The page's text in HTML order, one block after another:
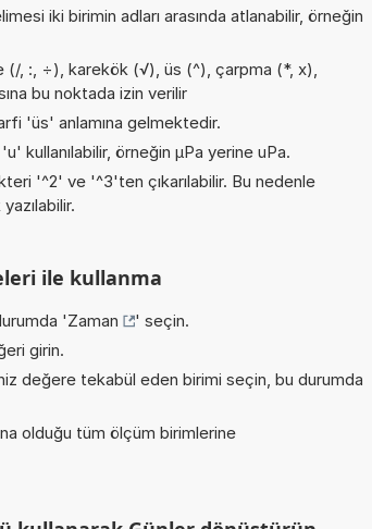
iki birimin adları arasında atlanabilir, örneğin
, :, ÷), karekök (√), üs (^), çarpma (*, x),
bu noktada izin verilir
'üs' anlamına gelmektedir.
kullanılabilir, örneğin µPa yerine uPa.
'^2' ve '^3'ten çıkarılabilir. Bu nedenle
ile kullanma
'Zaman
' seçin.
girin.
değere tekabül eden birimi seçin, bu durumda
olduğu tüm ölçüm birimlerine